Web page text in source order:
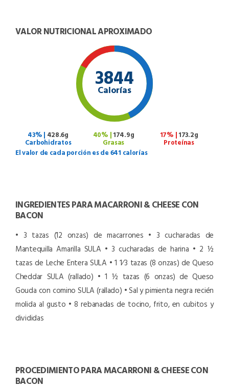
VALOR NUTRICIONAL APROXIMADO
3844
Calorías
43% | 428.6g
Carbohidratos
40% | 174.9g
Grasas
17% | 173.2g
Proteínas
El valor de cada porción es de 641 calorías
INGREDIENTES PARA MACARRONI & CHEESE CON
BACON
• 3 tazas (12 onzas) de macarrones • 3 cucharadas de
Mantequilla Amarilla SULA • 3 cucharadas de harina • 2 ½
tazas de Leche Entera SULA • 1 1⁄3 tazas (8 onzas) de Queso
Cheddar SULA (rallado) • 1 ½ tazas (6 onzas) de Queso
Gouda con comino SULA (rallado) • Sal y pimienta negra recién
molida al gusto • 8 rebanadas de tocino, frito, en cubitos y
divididas
PROCEDIMIENTO PARA MACARRONI & CHEESE CON
BACON